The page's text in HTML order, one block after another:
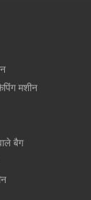
मशीन
बैग